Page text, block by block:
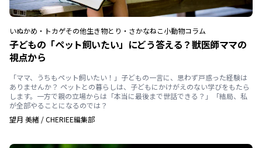
いぬかめ・トカゲその他生き物とり・さかなねこ小動物コラム
子どもの「ペット飼いたい」にどう答える？獣医師ママの
視点から
「ママ、うちもペット飼いたい！」子どもの一言に、思わず戸惑った経験は
ありませんか？ ペットとの暮らしは、子どもにかけがえのない学びをもたら
します。一方で親の立場からは「本当に最後まで世話できる？」「結局、私
が全部やることになるのでは？
望月 美緒 /CHERIEE編集部